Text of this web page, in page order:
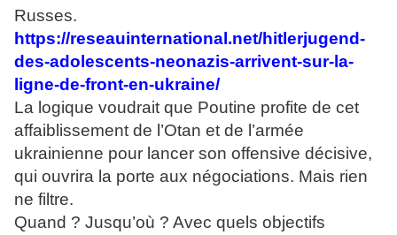
Russes.
https://reseauinternational.net/hitlerjugend-
des-adolescents-neonazis-arrivent-sur-la-
ligne-de-front-en-ukraine/
La logique voudrait que Poutine profite de cet
affaiblissement de l’Otan et de l’armée
ukrainienne pour lancer son offensive décisive,
qui ouvrira la porte aux négociations. Mais rien
ne filtre.
Quand ? Jusqu’où ? Avec quels objectifs